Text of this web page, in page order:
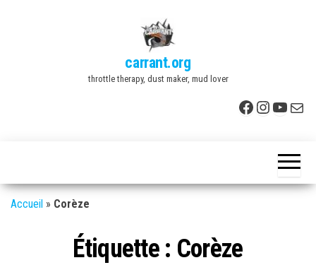
carrant.org
throttle therapy, dust maker, mud lover
Facebook
E-
Accueil » Corèze
Étiquette : Corèze